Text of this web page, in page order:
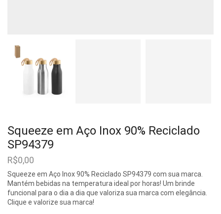
Squeeze em Aço Inox 90% Reciclado
SP94379
R$0,00
Squeeze em Aço Inox 90% Reciclado SP94379 com sua marca.
Mantém bebidas na temperatura ideal por horas! Um brinde
funcional para o dia a dia que valoriza sua marca com elegância.
Clique e valorize sua marca!